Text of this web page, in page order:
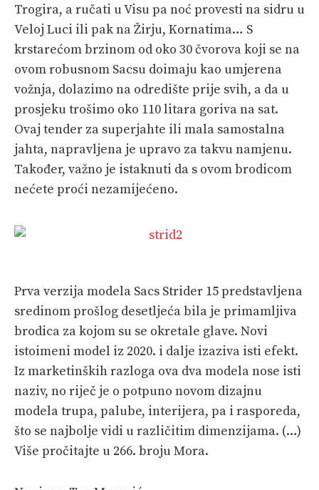
Trogira, a ručati u Visu pa noć provesti na sidru u
Veloj Luci ili pak na Žirju, Kornatima… S
krstarećom brzinom od oko 30 čvorova koji se na
ovom robusnom Sacsu doimaju kao umjerena
vožnja, dolazimo na odredište prije svih, a da u
prosjeku trošimo oko 110 litara goriva na sat.
Ovaj tender za superjahte ili mala samostalna
jahta, napravljena je upravo za takvu namjenu.
Također, važno je istaknuti da s ovom brodicom
nećete proći nezamijećeno.
Prva verzija modela Sacs Strider 15 predstavljena
sredinom prošlog desetljeća bila je primamljiva
brodica za kojom su se okretale glave. Novi
istoimeni model iz 2020. i dalje izaziva isti efekt.
Iz marketinških razloga ova dva modela nose isti
naziv, no riječ je o potpuno novom dizajnu
modela trupa, palube, interijera, pa i rasporeda,
što se najbolje vidi u različitim dimenzijama. (…)
Više pročitajte u 266. broju Mora.